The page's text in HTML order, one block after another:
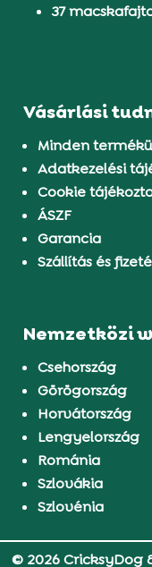
37
Vásárlási
Minden
Adatkezelési
Cookie
ÁSZF
Garancia
Szállítás és
Nemzetközi
Csehország
Görögország
Horvátország
Lengyelország
Románia
Szlovákia
Szlovénia
© 2026 CricksyDog